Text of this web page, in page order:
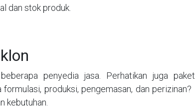
dan stok produk.
penyedia jasa. Perhatikan juga
produksi, pengemasan, dan perizinan?
kebutuhan.